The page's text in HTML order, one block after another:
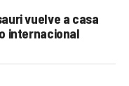
vuelve a casa
internacional